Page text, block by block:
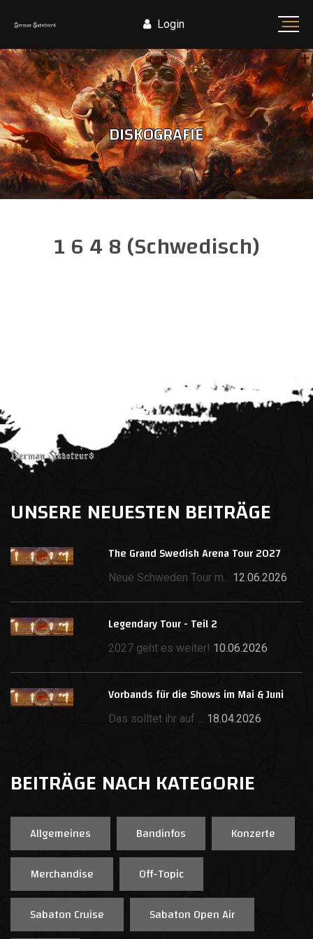
Login
DISKOGRAFIE
1 6 4 8 (Schwedisch)
UNSERE NEUESTEN BEITRÄGE
The Grand Swedish Arena Tour 2027
Neue Schweden Tour m... 12.06.2026
Legendary Tour - Teil 2
2027 geht es weiter! 10.06.2026
Vorbands für die Shows im Mai & Juni
Das solltet ihr auf ... 18.04.2026
BEITRÄGE NACH KATEGORIE
Allgemeines Bandinfos
Konzerte
Merchandise
Off-Topic
Sabaton Cruise
Sabaton Open Air